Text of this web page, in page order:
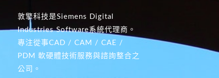
敦擎科技是Siemens Digital
Industries Software系統代理商。
專注從事CAD / CAM / CAE /
PDM 軟硬體技術服務與諮詢整合之
公司。